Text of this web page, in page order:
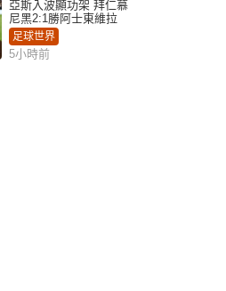
亞斯入波顯功架 拜仁慕
尼黑2:1勝阿士東維拉
足球世界
5小時前